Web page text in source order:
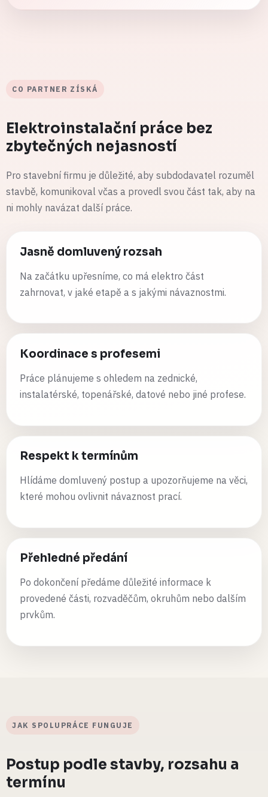
CO PARTNER ZÍSKÁ
Elektroinstalační práce bez
zbytečných nejasností
Pro stavební firmu je důležité, aby subdodavatel rozuměl
stavbě, komunikoval včas a provedl svou část tak, aby na
ni mohly navázat další práce.
Jasně domluvený rozsah
Na začátku upřesníme, co má elektro část
zahrnovat, v jaké etapě a s jakými návaznostmi.
Koordinace s profesemi
Práce plánujeme s ohledem na zednické,
instalatérské, topenářské, datové nebo jiné profese.
Respekt k termínům
Hlídáme domluvený postup a upozorňujeme na věci,
které mohou ovlivnit návaznost prací.
Přehledné předání
Po dokončení předáme důležité informace k
provedené části, rozvaděčům, okruhům nebo dalším
prvkům.
JAK SPOLUPRÁCE FUNGUJE
Postup podle stavby, rozsahu a
termínu